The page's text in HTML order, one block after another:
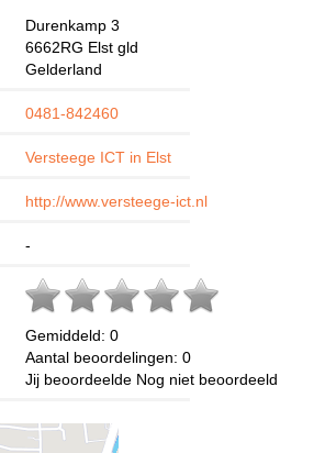
Durenkamp 3
6662RG Elst gld
Gelderland
0481-842460
Versteege ICT in Elst
http://www.versteege-ict.nl
-
Gemiddeld: 0
Aantal beoordelingen: 0
Jij beoordeelde Nog niet beoordeeld